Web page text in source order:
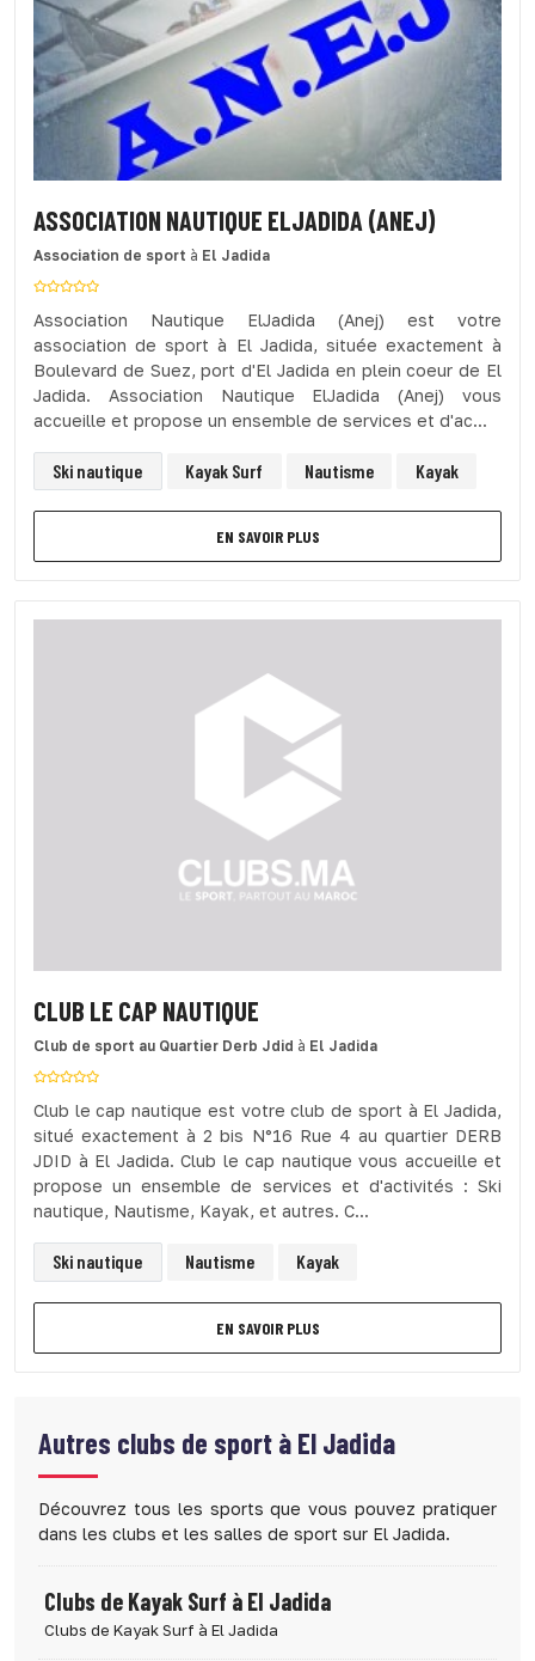
ASSOCIATION NAUTIQUE ELJADIDA (ANEJ)
Association de sport à El Jadida
Association Nautique ElJadida (Anej) est votre
association de sport à El Jadida, située exactement à
Boulevard de Suez, port d'El Jadida en plein coeur de El
Jadida. Association Nautique ElJadida (Anej) vous
accueille et propose un ensemble de services et d'ac...
Ski nautique Kayak Surf Nautisme Kayak
EN SAVOIR PLUS
CLUB LE CAP NAUTIQUE
Club de sport au Quartier Derb Jdid à El Jadida
Club le cap nautique est votre club de sport à El Jadida,
situé exactement à 2 bis N°16 Rue 4 au quartier DERB
JDID à El Jadida. Club le cap nautique vous accueille et
propose un ensemble de services et d'activités : Ski
nautique, Nautisme, Kayak, et autres. C...
Ski nautique Nautisme Kayak
EN SAVOIR PLUS
Autres clubs de sport à El Jadida
Découvrez tous les sports que vous pouvez pratiquer
dans les clubs et les salles de sport sur El Jadida.
Clubs de Kayak Surf à El Jadida
Clubs de Kayak Surf à El Jadida